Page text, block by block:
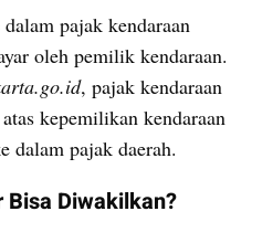
pajak kendaraan
oleh pemilik kendaraan.
, pajak kendaraan
kepemilikan kendaraan
dalam pajak daerah.
Diwakilkan?